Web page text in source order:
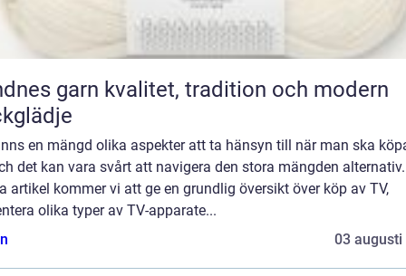
kvalitet, tradition och modern
en mängd olika aspekter att ta hänsyn till när man ska
det kan vara svårt att navigera den stora mängden
artikel kommer vi att ge en grundlig översikt över köp av TV,
olika typer av TV-apparate...
03 augusti